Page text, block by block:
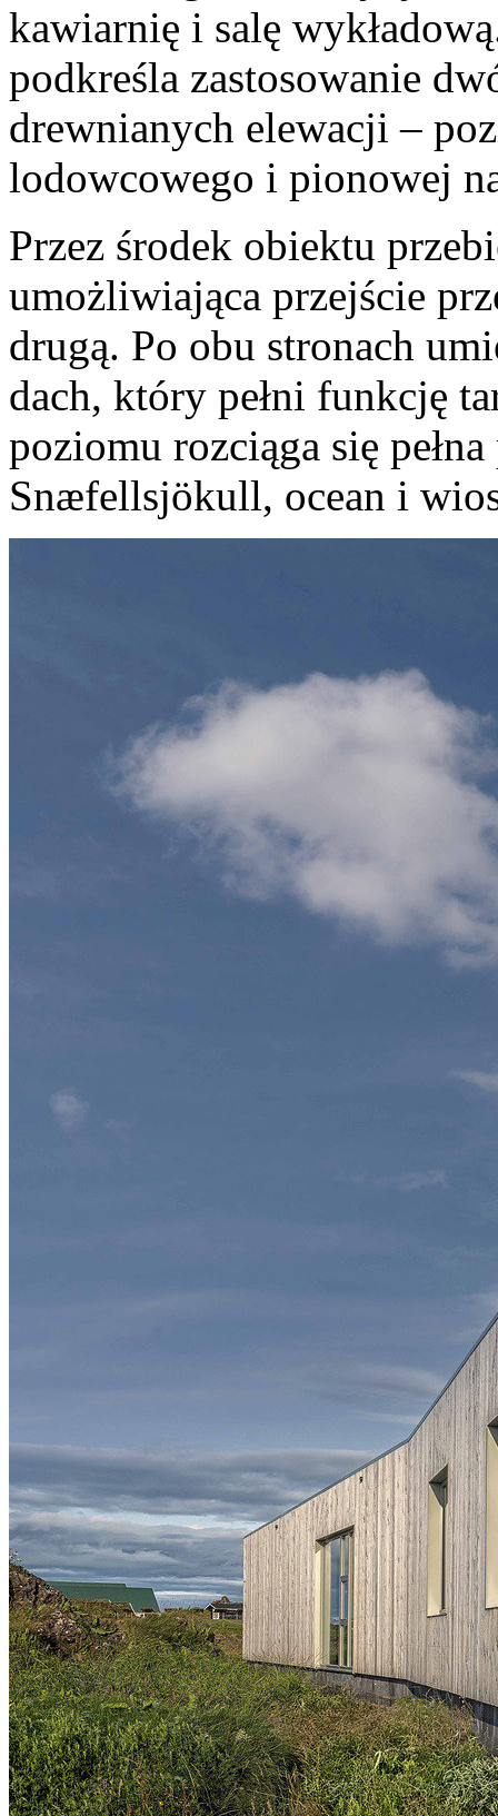
kawiarnię i salę
podkreśla zastosowanie
drewnianych elewacji –
lodowcowego i pionowej
Przez środek obiektu
umożliwiająca przejście
drugą. Po obu stronach
dach, który pełni funkcję
poziomu rozciąga się
Snæfellsjökull, ocean i